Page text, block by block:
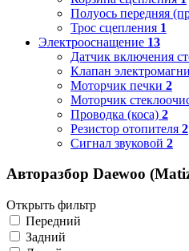
Полуось передняя
Трос сцепления 1
Электрооснащение 13
Датчик включения
Клапан
Моторчик печки 2
Моторчик
Проводка (коса) 2
Резистор отопителя 2
Сигнал звуковой 2
Авторазбор Daewoo
Открыть фильтр
Передний
Задний